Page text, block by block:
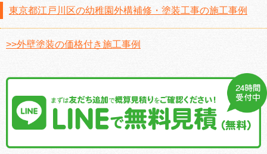
東京都江戸川区の幼稚園外構補修・塗装工事の施工事例
>>外壁塗装の価格付き施工事例